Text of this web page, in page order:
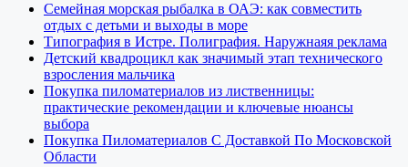
Семейная морская рыбалка в ОАЭ: как совместить
отдых с детьми и выходы в море
Типография в Истре. Полиграфия. Наружнаяя реклама
Детский квадроцикл как значимый этап технического
взросления мальчика
Покупка пиломатериалов из лиственницы:
практические рекомендации и ключевые нюансы
выбора
Покупка Пиломатериалов С Доставкой По Московской
Области